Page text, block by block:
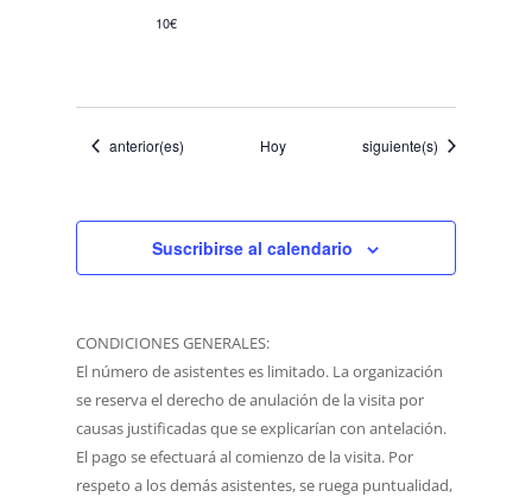
10€
Eventos
anterior(es) Hoy Eventos
siguiente(s)
Suscribirse al calendario
CONDICIONES GENERALES:
El número de asistentes es limitado. La organización
se reserva el derecho de anulación de la visita por
causas justificadas que se explicarían con antelación.
El pago se efectuará al comienzo de la visita. Por
respeto a los demás asistentes, se ruega puntualidad,